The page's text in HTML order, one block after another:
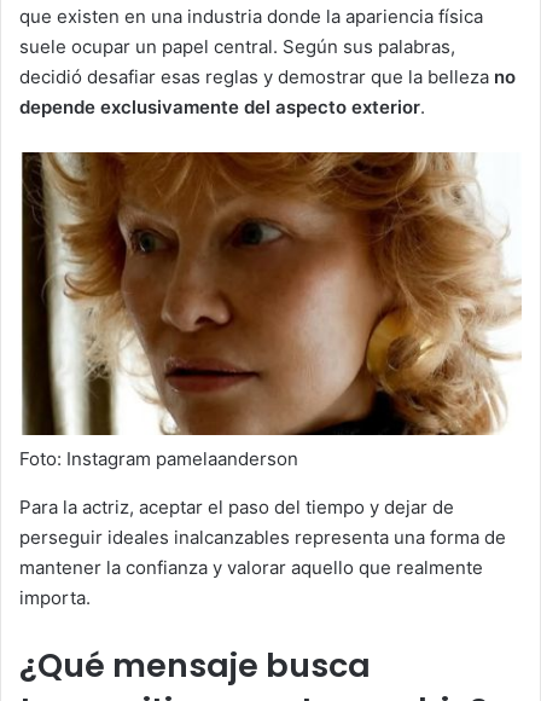
que existen en una industria donde la apariencia física
suele ocupar un papel central. Según sus palabras,
decidió desafiar esas reglas y demostrar que la belleza no
depende exclusivamente del aspecto exterior.
Foto: Instagram pamelaanderson
Para la actriz, aceptar el paso del tiempo y dejar de
perseguir ideales inalcanzables representa una forma de
mantener la confianza y valorar aquello que realmente
importa.
¿Qué mensaje busca